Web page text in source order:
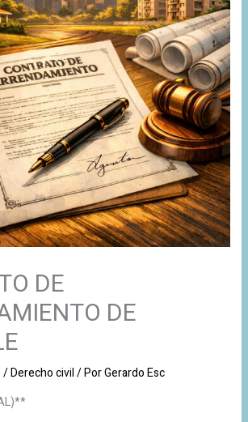
DE
DE
/Derecho civil/ PorGerardo Esc